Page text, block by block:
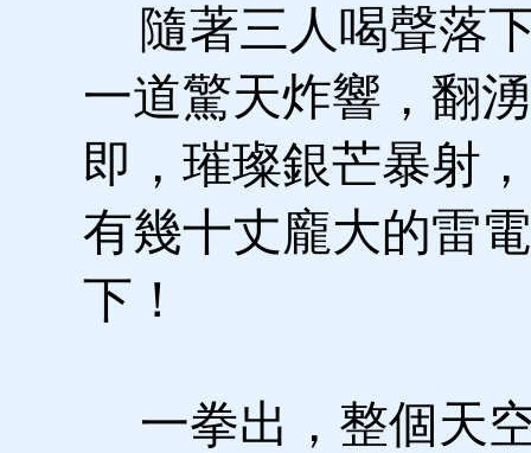
隨著三人喝聲落
一道驚天炸響，翻
即，璀璨銀芒暴射
有幾十丈龐大的雷
下！
一拳出，整個天